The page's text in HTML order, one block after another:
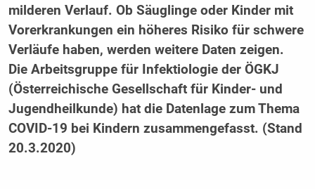
milderen Verlauf. Ob Säuglinge oder Kinder mit
Vorerkrankungen ein höheres Risiko für schwere
Verläufe haben, werden weitere Daten zeigen.
Die Arbeitsgruppe für Infektiologie der ÖGKJ
(Österreichische Gesellschaft für Kinder- und
Jugendheilkunde) hat die Datenlage zum Thema
COVID-19 bei Kindern zusammengefasst. (Stand
20.3.2020)